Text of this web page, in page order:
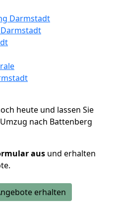
Darmstadt
heute und lassen Sie
nach Battenberg
aus und erhalten
erhalten